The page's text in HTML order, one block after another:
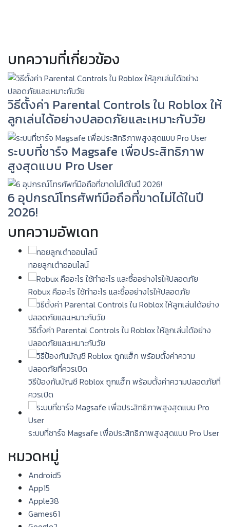
บทความที่เกี่ยวข้อง
วิธีตั้งค่า Parental Controls ใน Roblox ให้
ลูกเล่นได้อย่างปลอดภัยและเหมาะกับวัย
ระบบที่ชาร์จ Magsafe เพื่อประสิทธิภาพ
สูงสุดแบบ Pro User
6 อุปกรณ์โทรศัพท์มือถือที่ขาดไม่ได้ในปี
2026!
บทความอัพเดท
ทอยลูกเต๋าออนไลน์
Robux คืออะไร ใช้ทำอะไร และซื้ออย่างไรให้ปลอดภัย
วิธีตั้งค่า Parental Controls ใน Roblox ให้ลูกเล่นได้อย่าง
ปลอดภัยและเหมาะกับวัย
วิธีป้องกันบัญชี Roblox ถูกแฮ็ก พร้อมตั้งค่าความปลอดภัยที่
ควรเปิด
ระบบที่ชาร์จ Magsafe เพื่อประสิทธิภาพสูงสุดแบบ Pro User
หมวดหมู่
Android5
App15
Apple38
Games61